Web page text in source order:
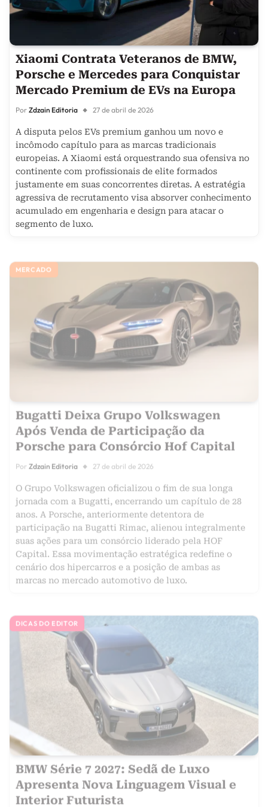
Xiaomi Contrata Veteranos de BMW,
Porsche e Mercedes para Conquistar
Mercado Premium de EVs na Europa
Por Zdzain Editoria 27 de abril de 2026
A disputa pelos EVs premium ganhou um novo e
incômodo capítulo para as marcas tradicionais
europeias. A Xiaomi está orquestrando sua ofensiva no
continente com profissionais de elite formados
justamente em suas concorrentes diretas. A estratégia
agressiva de recrutamento visa absorver conhecimento
acumulado em engenharia e design para atacar o
segmento de luxo.
MERCADO
Bugatti Deixa Grupo Volkswagen
Após Venda de Participação da
Porsche para Consórcio Hof Capital
Por Zdzain Editoria 27 de abril de 2026
O Grupo Volkswagen oficializou o fim de sua longa
jornada com a Bugatti, encerrando um capítulo de 28
anos. A Porsche, anteriormente detentora de
participação na Bugatti Rimac, alienou integralmente
suas ações para um consórcio liderado pela HOF
Capital. Essa movimentação estratégica redefine o
cenário dos hipercarros e a posição de ambas as
marcas no mercado automotivo de luxo.
DICAS DO EDITOR
BMW Série 7 2027: Sedã de Luxo
Apresenta Nova Linguagem Visual e
Interior Futurista